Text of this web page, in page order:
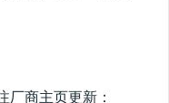
厂商主页更新：